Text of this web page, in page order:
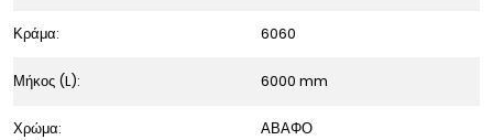
Κράμα: 6060
Μήκος (L): 6000 mm
Χρώμα: ΑΒΑΦΟ